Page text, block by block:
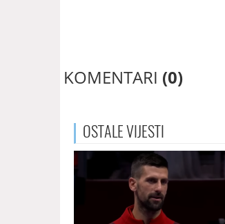
KOMENTARI (0)
OSTALEVIJESTI